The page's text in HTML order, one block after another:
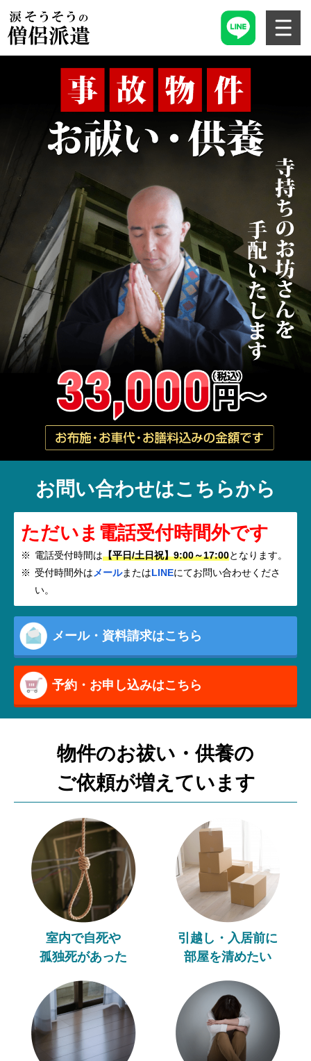
お問い合わせはこちらから
ただいま電話受付時間外です
電話受付時間は【平日/土日祝】9:00～17:00となります。
受付時間外はメールまたはLINEにてお問い合わせくださ
い。
メール・資料請求はこちら
予約・お申し込みはこちら
物件のお祓い・供養の
ご依頼が増えています
室内で自死や
孤独死があった
引越し・入居前に
部屋を清めたい